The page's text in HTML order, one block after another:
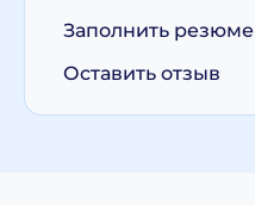
Заполнить резюме
Оставить отзыв